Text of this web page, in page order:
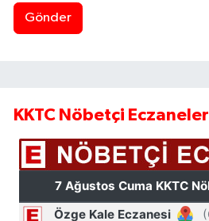
Gönder
KKTC Nöbetçi Eczaneler